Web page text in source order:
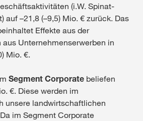
(i.W. Spinat-
auf –21,8 (–9,5) Mio. € zurück. Das
Effekte aus der
Unternehmenserwerben in
Mio. €.
Segment Corporate beliefen
€. Diese werden im
unsere landwirtschaftlichen
im Segment Corporate